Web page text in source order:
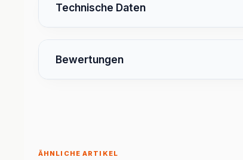
Technische Daten
Bewertungen
ÄHNLICHE ARTIKEL